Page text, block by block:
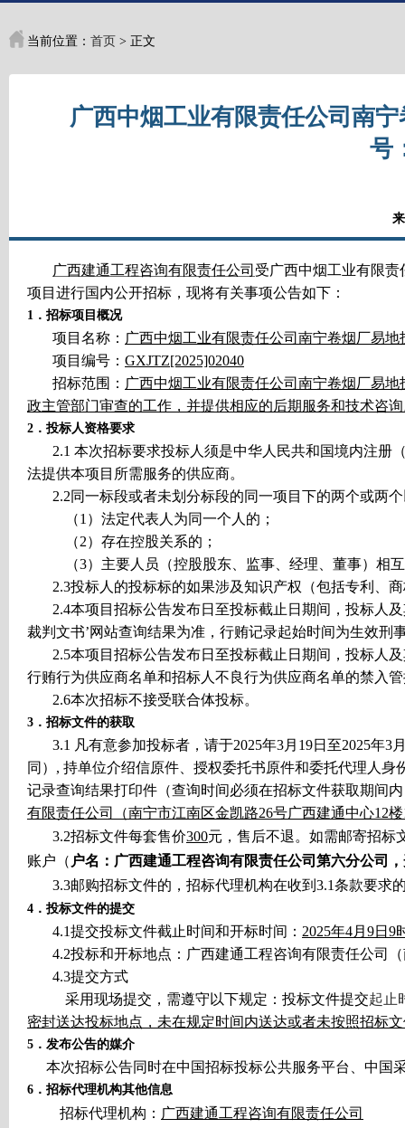
当前位置： 首页 > 正文
广西中烟工业有限责任公司南
号
广西建通工程咨询有限责任公司 受广西中烟工业有限
项目进行国内公开招标，现将有关事项公告如下：
1 ． 招标项目概况
项目名称： 广西中烟工业有限责任公司南宁卷烟厂易
项目编号： GXJTZ[2025]02040
招标范围： 广西中烟工业有限责任公司南宁卷烟厂易
政主管部门审查的工作，并提供相应的后期服务和技术咨
2 ．投标人资格要求
2.1 本次招标要求投标人须是中华人民共和国境内注册
法提供本项目所需服务的供应商。
2.2同一标段或者未划分标段的同一项目下的两个或两
（1）法定代表人为同一个人的；
（2）存在控股关系的；
（3）主要人员（控股股东、监事、经理、董事）相
2.3投标人的投标标的如果涉及知识产权（包括专利、
2.4本项目招标公告发布日至投标截止日期间，投标人
裁判文书’网站查询结果为准，行贿记录起始时间为生效刑
2.5本项目招标公告发布日至投标截止日期间，投标人
行贿行为供应商名单和招标人不良行为供应商名单的禁入
2.6本次招标不接受联合体投标。
3 ．招标文件的获取
3.1 凡有意参加投标者，请于2025年3月19日至2025年
同） , 持单位介绍信原件 授权委托书原件和委托代理人身
记录查询结果打印件（查询时间必须在招标文件获取期间
有限责任公司（南宁市江南区金凯路26号广西建通中心12楼
3.2招标文件每套售价300元，售后不退。如需邮寄招标
账户（ 户名：广西建通工程咨询有限责任公司第六分公司
3.3邮购招标文件的，招标代理机构在收到3.1条款要求
4 ．投标文件的提交
4.1提交投标文件截止时间和开标时间： 2025年4月9日9
4.2投标和开标地点：广西建通工程咨询有限责任公司
4.3提交方式
采用现场提交，需遵守以下规定：投标文件提交起止
密封送达投标地点，未在规定时间内送达或者未按照招标
5 ．发布公告的媒介
本次招标公告同时在中国招标投标公共服务平台、中国
6 ． 招标代理机构其他信息
招标代理机构： 广西建通工程咨询有限责任公司